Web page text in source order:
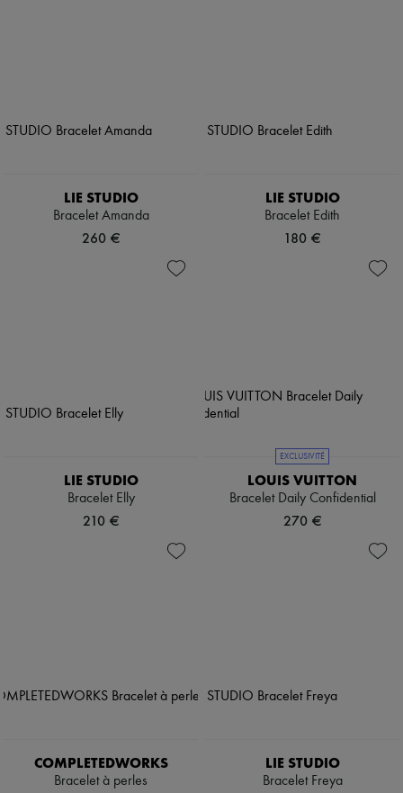
LIE STUDIO
Bracelet Amanda
260 €
LIE STUDIO
Bracelet Edith
180 €
LIE STUDIO
Bracelet Elly
210 €
EXCLUSIVITÉ
LOUIS VUITTON
Bracelet Daily Confidential
270 €
COMPLETEDWORKS
Bracelet à perles
LIE STUDIO
Bracelet Freya